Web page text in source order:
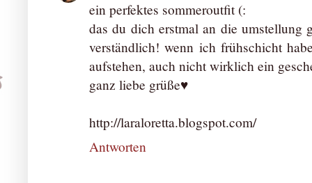
ein perfektes sommeroutfit (:
das du dich erstmal an die umstellung
verständlich! wenn ich frühschicht
aufstehen, auch nicht wirklich ein
ganz liebe grüße♥
http://laraloretta.blogspot.com/
Antworten